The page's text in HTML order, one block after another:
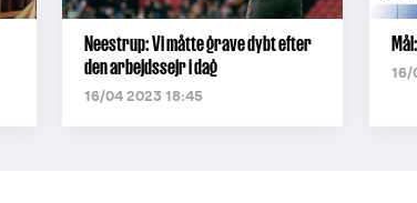
Neestrup: Vi måtte grave dybt efter
den arbejdssejr i dag
16/04 2023 18:45
16/